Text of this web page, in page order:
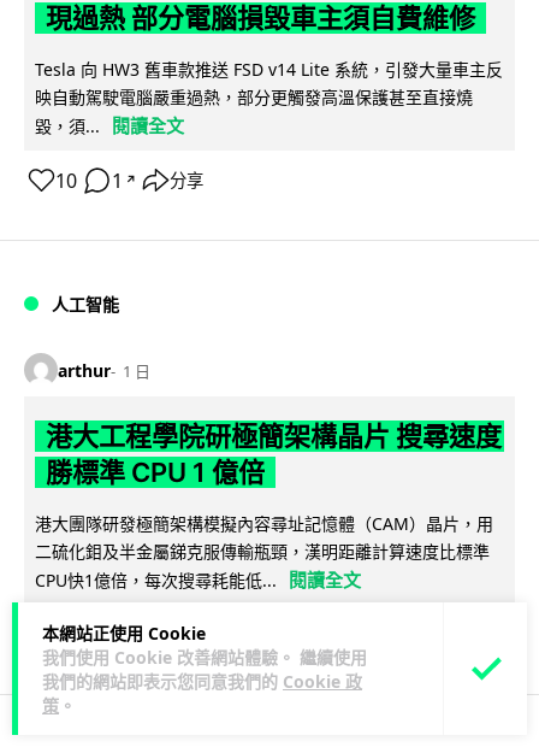
本網站正使用 Cookie
我們使用 Cookie 改善網站體驗。 繼續使用
我們的網站即表示您同意我們的 Cookie 政
策 。
現過熱 部分電腦損毀車主須自費維修
Tesla 向 HW3 舊車款推送 FSD v14 Lite 系統，引發大量車主反
映自動駕駛電腦嚴重過熱，部分更觸發高溫保護甚至直接燒
毀，須...
閱讀全文
10 1 ↗ 分享
人工智能
arthur 1 日
港大工程學院研極簡架構晶片 搜尋速度
勝標準 CPU 1 億倍
港大團隊研發極簡架構模擬內容尋址記憶體（CAM）晶片，用
二硫化鉬及半金屬銻克服傳輸瓶頸，漢明距離計算速度比標準
CPU快1億倍，每次搜尋耗能低...
閱讀全文
43 20↗ 分享